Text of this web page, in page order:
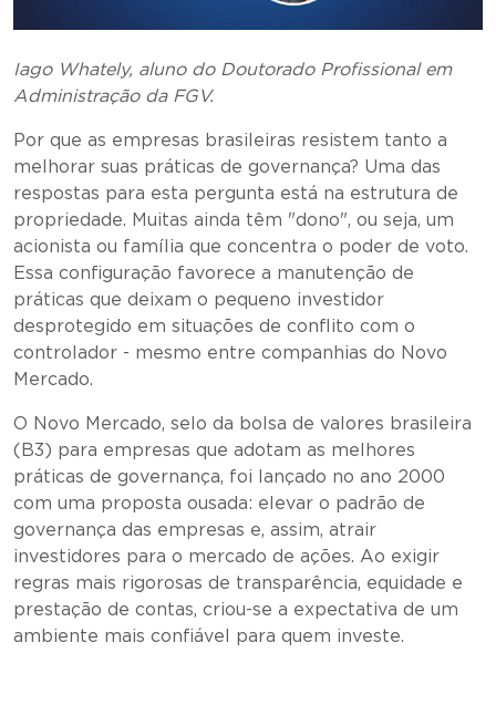
Iago Whately, aluno do Doutorado Profissional em
Administração da FGV.
Por que as empresas brasileiras resistem tanto a
melhorar suas práticas de governança? Uma das
respostas para esta pergunta está na estrutura de
propriedade. Muitas ainda têm "dono", ou seja, um
acionista ou família que concentra o poder de voto.
Essa configuração favorece a manutenção de
práticas que deixam o pequeno investidor
desprotegido em situações de conflito com o
controlador - mesmo entre companhias do Novo
Mercado.
O Novo Mercado, selo da bolsa de valores brasileira
(B3) para empresas que adotam as melhores
práticas de governança, foi lançado no ano 2000
com uma proposta ousada: elevar o padrão de
governança das empresas e, assim, atrair
investidores para o mercado de ações. Ao exigir
regras mais rigorosas de transparência, equidade e
prestação de contas, criou-se a expectativa de um
ambiente mais confiável para quem investe.